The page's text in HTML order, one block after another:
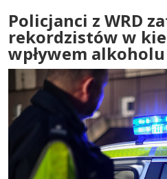
Policjanci z WRD
rekordzistów w
wpływem alkoholu